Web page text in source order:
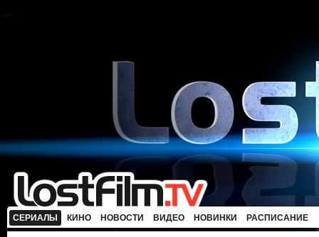
СЕРИАЛЫ КИНО НОВОСТИ ВИДЕО НОВИНКИ РАСПИСАНИЕ